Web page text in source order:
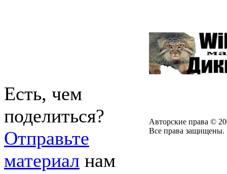
Есть, чем
поделиться?
Отправьте
материал нам
Авторские права ©
Все права защищены.